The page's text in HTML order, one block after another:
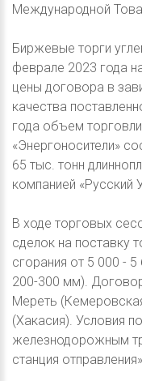
Международной
Биржевые торги
феврале 2023 года
цены договора в
качества
года объем
«Энергоносители»
65 тыс. тонн
компанией «Русский
В ходе торговых
сделок на поставку
сгорания от 5 000 -
200-300 мм).
Мереть
(Хакасия). Условия
железнодорожным
станция